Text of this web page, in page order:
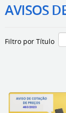
AVISOS
Filtro por Título